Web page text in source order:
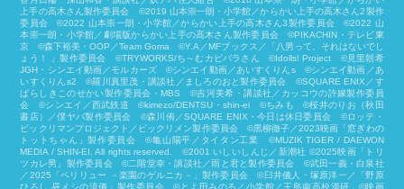
上手の高木さん製作委員会 ©2019 山本崇一朗・小学館／からかい上手の高木さん2製作
委員会 ©2022 山本崇一朗・小学館／からかい上手の高木さん3製作委員会 ©2022 山
本崇一朗・小学館／劇場版からかい上手の高木さん製作委員会 ©PIKACHIN・テレビ東
京 ©森下裕美・OOP／Team Goma ©Y.A／MFブックス／「八男って、それはないでし
ょう！ 」製作委員会 ©TRYWORKS/ち～むカピバラさん ©︎Idolls! Project ©見里朝希
JGH・シンエイ動画／モルカーズ ©シンエイ動画／あいすくりんs ©シンエイ動画／あ
いすくりんs2 ©羅川真里茂・講談社／ましろのおと製作委員会 ©SQUARE ENIX／す
ばらしきこのせかい製作委員会・MBS ©吉河美希・講談社／カッコウの許嫁製作委員
会 ©シンエイ／西武鉄道 ©kimezo/DENTSU・shin-ei ©ちみも ©桜井のりお（秋田
書店）／僕ヤバ製作委員会 ©森川侑／SQUARE ENIX・今日は休日委員会 ©ロッテ・
ビックリマンプロジェクト／ビックリメン製作委員会 ©黒柳徹子／2023映画「窓ぎわの
トットちゃん」製作委員会 ©亀山陽平／タイタン工業 ©MUZIK TIGER / DAEWON
MEDIA / SHIN-EI. All rights reserved. ©2001 いしいしんじ／新潮社 ©2025映画「トリ
ツカレ男」製作委員会 ©二階堂幸・講談社／雨と君と製作委員会 ©武田一義・白泉社
／2025「ペリリュー －楽園のゲルニカ－」製作委員会 ©臼井儀人・塚原洋一／「野原
ひろし 昼メシの流儀」製作委員会 ©とよ田みのる／小学館／王島南高校漫研 ©映画